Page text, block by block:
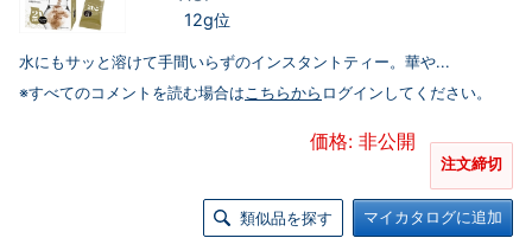
12g位
水にもサッと溶けて手間いらずのインスタントティー。華や...
※すべてのコメントを読む場合はこちらから ログインしてください。
価格: 非公開
注文締切
類似品を探す マイカタログに追加